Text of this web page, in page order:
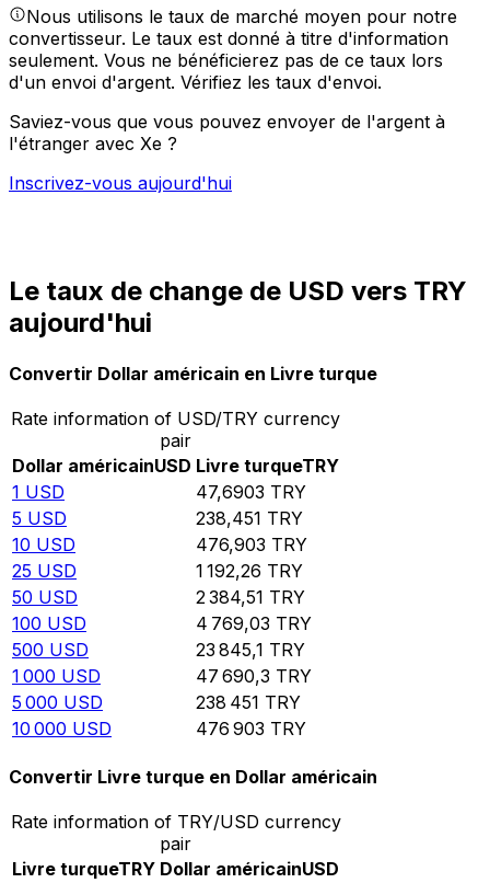
Nous utilisons le taux de marché moyen pour notre
convertisseur. Le taux est donné à titre d'information
seulement. Vous ne bénéficierez pas de ce taux lors
d'un envoi d'argent. Vérifiez les taux d'envoi.
Saviez-vous que vous pouvez envoyer de l'argent à
l'étranger avec Xe ?
Inscrivez-vous aujourd'hui
Le taux de change de USD vers TRY
aujourd'hui
Convertir Dollar américain en Livre turque
Rate information of USD/TRY currency
pair
Dollar américainUSD Livre turqueTRY
1 USD 47,6903 TRY
5 USD 238,451 TRY
10 USD 476,903 TRY
25 USD 1 192,26 TRY
50 USD 2 384,51 TRY
100 USD 4 769,03 TRY
500 USD 23 845,1 TRY
1 000 USD 47 690,3 TRY
5 000 USD 238 451 TRY
10 000 USD 476 903 TRY
Convertir Livre turque en Dollar américain
Rate information of TRY/USD currency
pair
Livre turqueTRY Dollar américainUSD